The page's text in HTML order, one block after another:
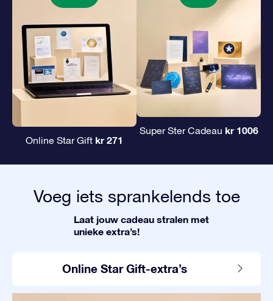
Online Star Gift kr 271
Super Ster Cadeau kr 1006
Voeg iets sprankelends toe
Laat jouw cadeau stralen met
unieke extra’s!
Online Star Gift-extra’s